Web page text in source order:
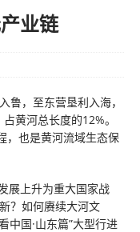
业链
鲁，至东营垦利入海，
黄河总长度的12%。
，也是黄河流域生态保
展上升为重大国家战
？如何赓续大河文
中国·山东篇”大型行进